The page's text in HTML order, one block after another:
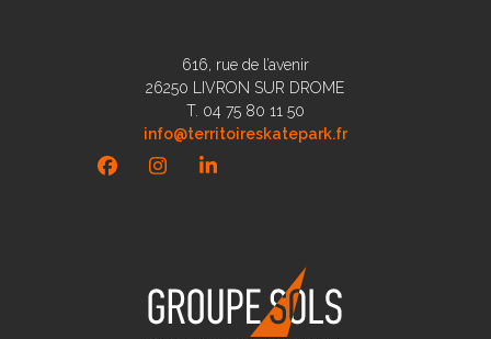
616, rue de l’avenir
26250 LIVRON SUR DROME
T. 04 75 80 11 50
info@territoireskatepark.fr
FacebookInstagramLinkedIn